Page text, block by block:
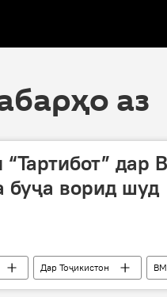
аз
дар
буҷа ворид шуд
Дар Тоҷикистон